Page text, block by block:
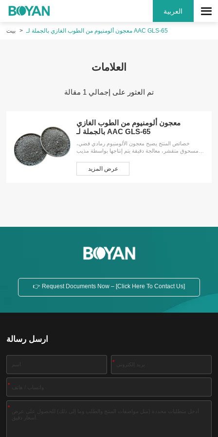
العربية
بيت معجون ألومنيوم من الطوب الغازي بالجملة لـ AAC GLS-65
العلامات
تم العثور على إجمالي 1 مقالة
معجون ألومنيوم من الطوب الغازي
بالجملة لـ AAC GLS-65
خصائص المنتج يصبح معجون الألومنيوم رمادي فضي،
مسحوق متقشر، معالجة دقيقة يتم إنتاجها بواسطة مذيب
بفضل ميزة الأداء المستقر، والنشاط العالي، وسهولة
الاستخدام، وسهولة تشتيت الخصائص في الماء، يكون مفيدًا
عرض المزيد
👉 Request Documents Now – [Click Here To Contact Us]
ارسل رسالة
*
*
*